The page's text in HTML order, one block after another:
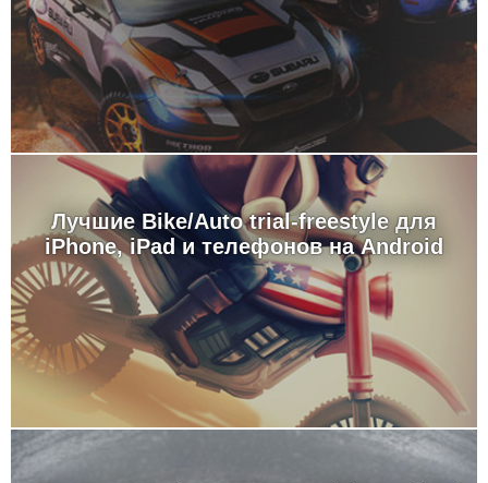
Лучшие Bike/Auto trial-freestyle для
iPhone, iPad и телефонов на Android